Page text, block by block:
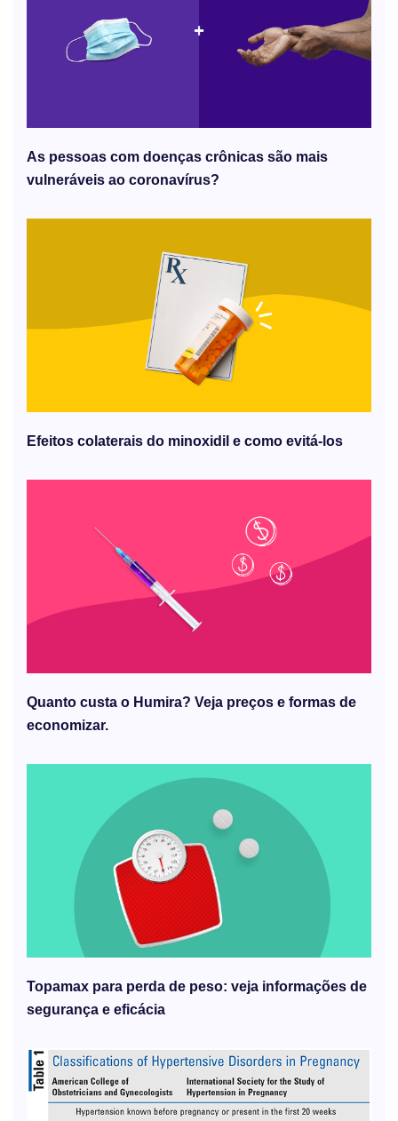
As pessoas com doenças crônicas são mais
vulneráveis ​​ao coronavírus?
Efeitos colaterais do minoxidil e como evitá-los
Quanto custa o Humira? Veja preços e formas de
economizar.
Topamax para perda de peso: veja informações de
segurança e eficácia